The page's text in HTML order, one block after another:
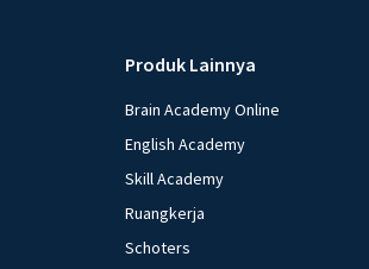
Produk Lainnya
Brain Academy Online
English Academy
Skill Academy
Ruangkerja
Schoters